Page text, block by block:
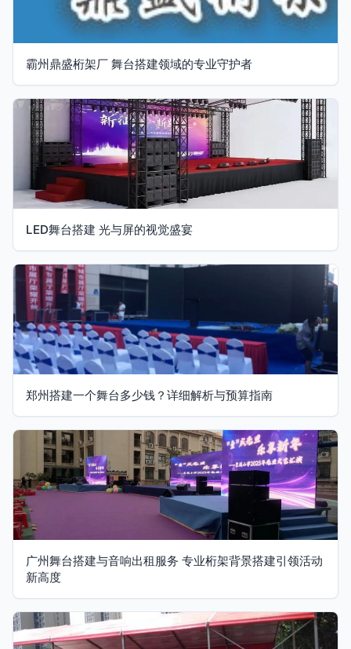
霸州鼎盛桁架厂 舞台搭建领域的专业守护者
LED舞台搭建 光与屏的视觉盛宴
郑州搭建一个舞台多少钱？详细解析与预算指南
广州舞台搭建与音响出租服务 专业桁架背景搭建引领活动
新高度